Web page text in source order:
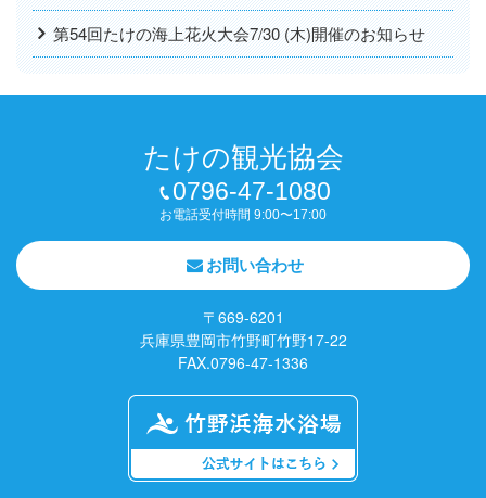
第54回たけの海上花火大会7/30 (木)開催のお知らせ
たけの観光協会
0796-47-1080
お電話受付時間 9:00〜17:00
お問い合わせ
〒669-6201
兵庫県豊岡市竹野町竹野17-22
FAX.0796-47-1336